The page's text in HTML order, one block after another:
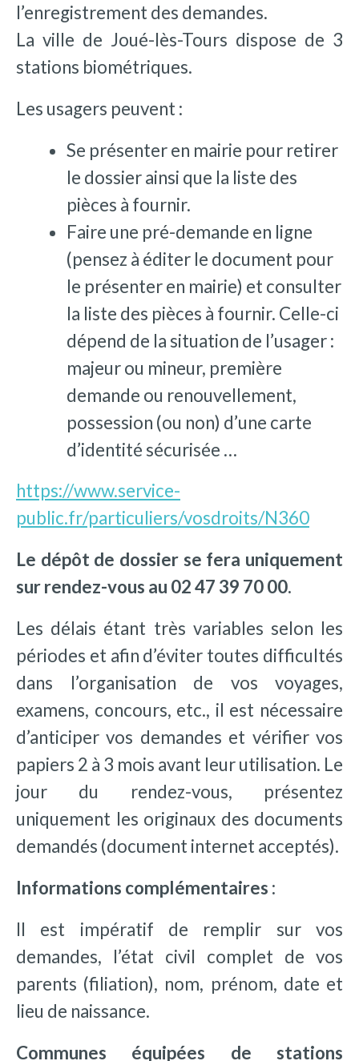
l’enregistrement des demandes.
La ville de Joué-lès-Tours dispose de 3
stations biométriques.
Les usagers peuvent :
Se présenter en mairie pour retirer
le dossier ainsi que la liste des
pièces à fournir.
Faire une pré-demande en ligne
(pensez à éditer le document pour
le présenter en mairie) et consulter
la liste des pièces à fournir. Celle-ci
dépend de la situation de l’usager :
majeur ou mineur, première
demande ou renouvellement,
possession (ou non) d’une carte
d’identité sécurisée …
https://www.service-
public.fr/particuliers/vosdroits/N360
Le dépôt de dossier se fera uniquement
sur rendez-vous au 02 47 39 70 00.
Les délais étant très variables selon les
périodes et afin d’éviter toutes difficultés
dans l’organisation de vos voyages,
examens, concours, etc., il est nécessaire
d’anticiper vos demandes et vérifier vos
papiers 2 à 3 mois avant leur utilisation. Le
jour du rendez-vous, présentez
uniquement les originaux des documents
demandés (document internet acceptés).
Informations complémentaires :
Il est impératif de remplir sur vos
demandes, l’état civil complet de vos
parents (filiation), nom, prénom, date et
lieu de naissance.
Communes équipées de stations